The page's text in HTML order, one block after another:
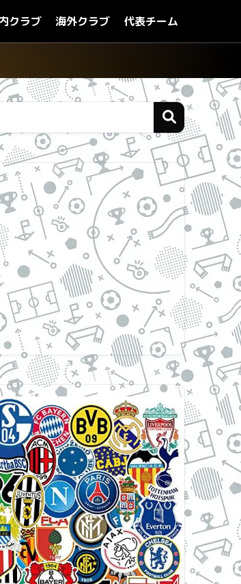
クラブ 海外クラブ 代表チーム